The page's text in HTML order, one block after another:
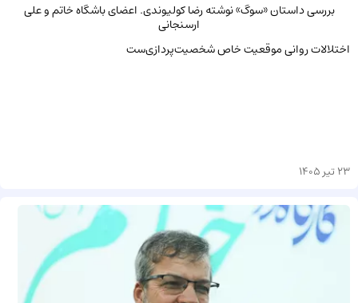
بررسی داستان «سوگ» نوشته رضا کولیوندی. اعضای باشگاه خاتم و علی
ارسنجانی
اختلالات روانی موقعیت خاص شخصیت‌پردازی‌ست
23 تیر 1405